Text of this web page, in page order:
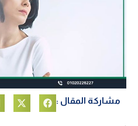
مشاركة المقال :